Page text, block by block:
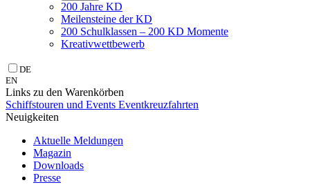
200 Jahre KD
Meilensteine der KD
200 Schulklassen – 200 KD Momente
Kreativwettbewerb
DE
EN
Links zu den Warenkörben
Schiffstouren und Events Eventkreuzfahrten
Neuigkeiten
Aktuelle Meldungen
Magazin
Downloads
Presse